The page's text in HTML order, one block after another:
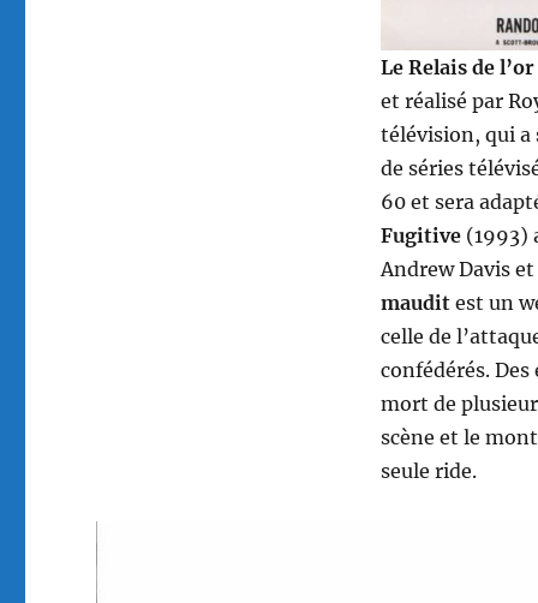
Le Relais de
et réalisé par
télévision, qui
de séries
60 et sera
Fugitive(1993)
Andrew Davis
mauditest un
celle de
confédérés.
mort de
scène et le
seule ride.